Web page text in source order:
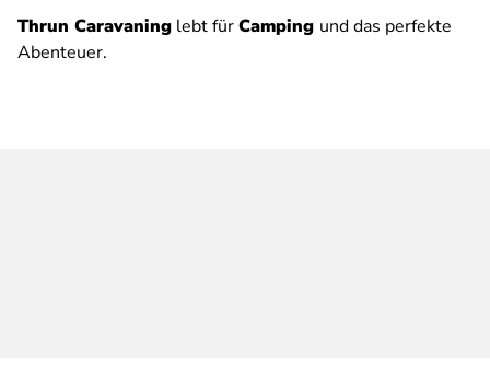
Thrun Caravaning lebt fürCamping und das perfekte
Abenteuer.